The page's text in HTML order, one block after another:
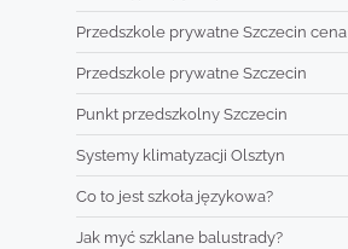
Przedszkole prywatne Szczecin cena
Przedszkole prywatne Szczecin
Punkt przedszkolny Szczecin
Systemy klimatyzacji Olsztyn
Co to jest szkoła językowa?
Jak myć szklane balustrady?